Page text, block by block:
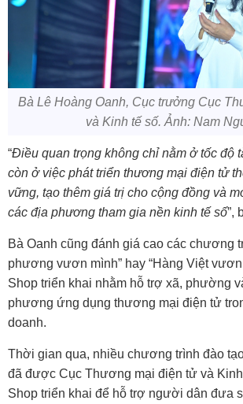
Bà Lê Hoàng Oanh, Cục trưởng Cục
và Kinh tế số. Ảnh: Nam
“Điều quan trọng không chỉ nằm ở tốc độ
còn ở việc phát triển thương mại điện tử
vững, tạo thêm giá trị cho cộng đồng và
các địa phương tham gia nền kinh tế số”,
Bà Oanh cũng đánh giá cao các chương
phương vươn mình” hay “Hàng Việt vươn
Shop triển khai nhằm hỗ trợ xã, phường
phương ứng dụng thương mại điện tử
doanh.
Thời gian qua, nhiều chương trình đào
đã được Cục Thương mại điện tử và
Shop triển khai để hỗ trợ người dân đưa